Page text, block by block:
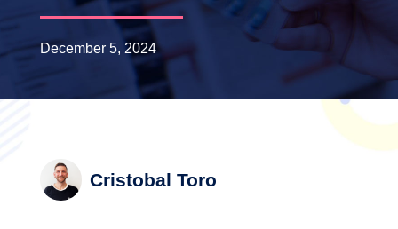
December 5, 2024
Cristobal Toro